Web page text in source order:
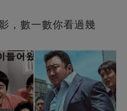
，數一數你看過幾